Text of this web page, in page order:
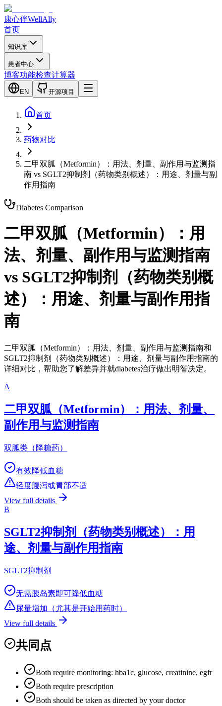
康心伴WellAlly
首页
知识库
患者中心
博客功能检查计算器
EN 开源项目
首页
药物对比
二甲双胍（Metformin）：用法、剂量、副作用与监测指
南 vs SGLT2抑制剂（药物类别概述）：用途、剂量与副
作用指南
Diabetes Comparison
二甲双胍（Metformin）：用
法、剂量、副作用与监测指南
vs SGLT2抑制剂（药物类别概
述）：用途、剂量与副作用指
南
二甲双胍（Metformin）：用法、剂量、副作用与监测指南和
SGLT2抑制剂（药物类别概述）：用途、剂量与副作用指南的
详细对比，帮助您了解差异并就diabetes治疗做出明智决定。
A
二甲双胍（Metformin）：用法、剂量、
副作用与监测指南
双胍类（降糖药）
有效降低血糖
轻度腹泻或胃部不适
View full details
B
SGLT2抑制剂（药物类别概述）：用
途、剂量与副作用指南
SGLT2抑制剂
无需胰岛素即可降低血糖
尿量增加（尤其是开始用药时）
View full details
共同点
Both require monitoring: hba1c, glucose, creatinine, egfr
Both require prescription
Both should be taken as directed by your doctor